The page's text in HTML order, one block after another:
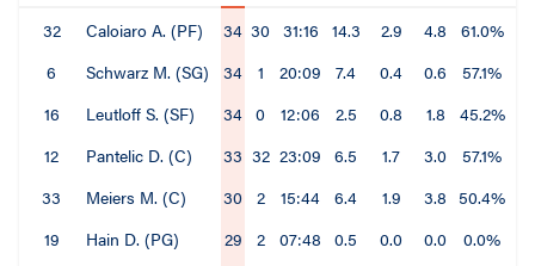
32 Caloiaro A. (PF) 34 30 31:16 14.3 2.9 4.8 61.0%
6
Schwarz M. (SG) 34 1 20:09 7.4 0.4 0.6 57.1%
16
Leutloff S. (SF) 34 0 12:06 2.5 0.8 1.8 45.2%
12
Pantelic D. (C) 33 32 23:09 6.5 1.7 3.0 57.1%
33
Meiers M. (C) 30 2 15:44 6.4 1.9 3.8 50.4%
19
Hain D. (PG) 29 2 07:48 0.5 0.0 0.0 0.0%